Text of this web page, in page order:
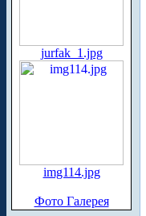
jurfak_1.jpg
img114.jpg
Фото Галерея